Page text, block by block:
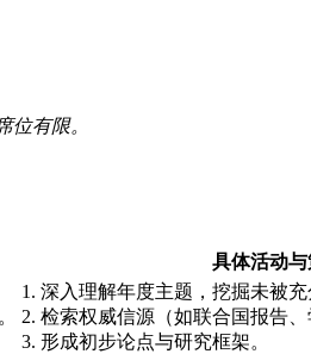
有限。
具体活动
1. 深入理解年度主题，挖掘未被充
2. 检索权威信源（如联合国报告
3. 形成初步论点与研究框架。